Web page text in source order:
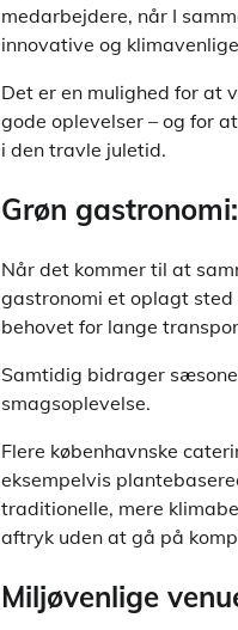
medarbejdere, når I
innovative og
Det er en mulighed for at
gode oplevelser – og for
i den travle juletid.
Grøn
Når det kommer til at
gastronomi et oplagt
behovet for lange
Samtidig bidrager
smagsoplevelse.
Flere københavnske
eksempelvis
traditionelle, mere
aftryk uden at gå på
Miljøvenlige